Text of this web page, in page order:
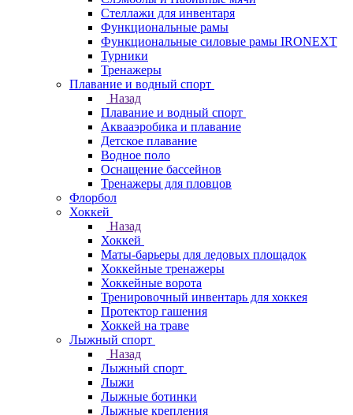
Стеллажи для инвентаря
Функциональные рамы
Функциональные силовые рамы IRONEXT
Турники
Тренажеры
Плавание и водный спорт
Назад
Плавание и водный спорт
Аквааэробика и плавание
Детское плавание
Водное поло
Оснащение бассейнов
Тренажеры для пловцов
Флорбол
Хоккей
Назад
Хоккей
Маты-барьеры для ледовых площадок
Хоккейные тренажеры
Хоккейные ворота
Тренировочный инвентарь для хоккея
Протектор гашения
Хоккей на траве
Лыжный спорт
Назад
Лыжный спорт
Лыжи
Лыжные ботинки
Лыжные крепления